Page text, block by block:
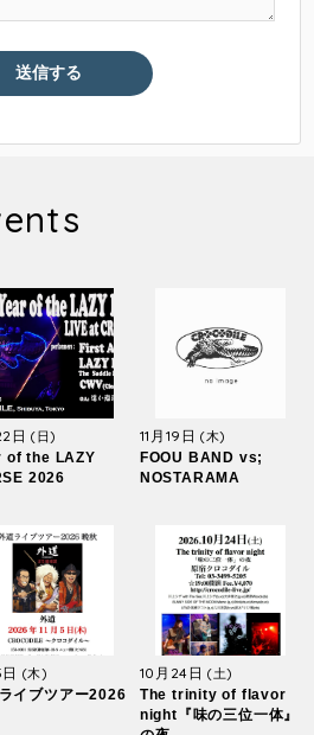
日(日)
of the LAZY
2026
11月19日 (木)
FOOU BAND vs;
NOSTARAMA
(木)
イブツアー2026
10月24日 (土)
The trinity of flavor
night『味の三位一体』